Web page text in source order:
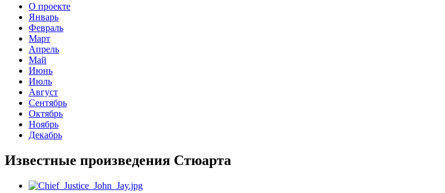
О проекте
Январь
Февраль
Март
Апрель
Май
Июнь
Июль
Август
Сентябрь
Октябрь
Ноябрь
Декабрь
Известные произведения Стюарта